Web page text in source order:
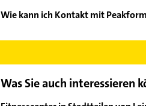
Wie kann ich Kontakt mit
Was Sie auch interessieren